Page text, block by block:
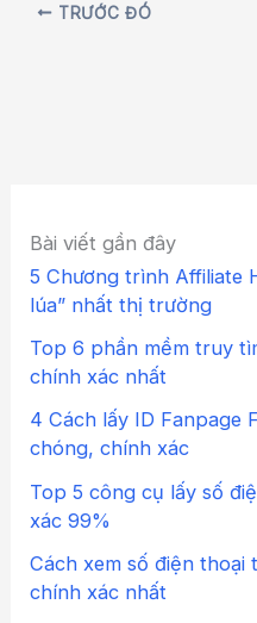
TRƯỚC ĐÓ
Bài viết gần đây
5 Chương trình Affiliate
lúa” nhất thị trường
Top 6 phần mềm truy
chính xác nhất
4 Cách lấy ID Fanpage
chóng, chính xác
Top 5 công cụ lấy số
xác 99%
Cách xem số điện
chính xác nhất